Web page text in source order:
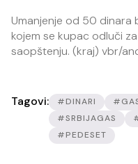
Umanjenje od 50
kojem se kupac odluči
saopštenju. (kraj) vbr/
Tagovi: #DINARI
#SRBIJAGAS
#PEDESET